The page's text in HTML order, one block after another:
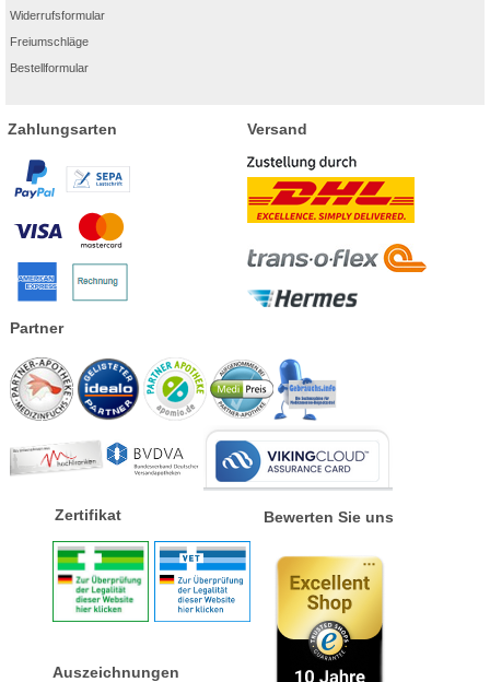
Widerrufsformular
Freiumschläge
Bestellformular
Zahlungsarten Versand
Partner
Zertifikat
Auszeichnungen
Bewerten Sie uns